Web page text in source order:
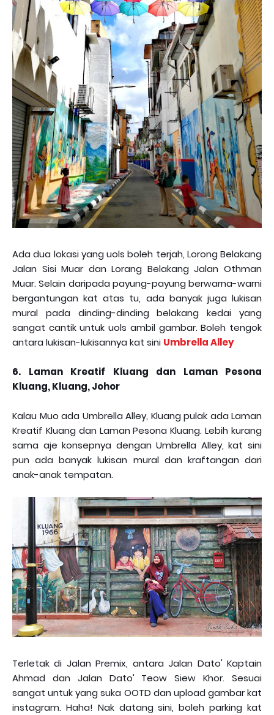
Ada dua lokasi yang uols boleh terjah, Lorong Belakang
Jalan Sisi Muar dan Lorang Belakang Jalan Othman
Muar. Selain daripada payung-payung berwarna-warni
bergantungan kat atas tu, ada banyak juga lukisan
mural pada dinding-dinding belakang kedai yang
sangat cantik untuk uols ambil gambar. Boleh tengok
antara lukisan-lukisannya kat sini Umbrella Alley
6. Laman Kreatif Kluang dan Laman Pesona
Kluang, Kluang, Johor
Kalau Muo ada Umbrella Alley, Kluang pulak ada Laman
Kreatif Kluang dan Laman Pesona Kluang. Lebih kurang
sama aje konsepnya dengan Umbrella Alley, kat sini
pun ada banyak lukisan mural dan kraftangan dari
anak-anak tempatan.
Terletak di Jalan Premix, antara Jalan Dato' Kaptain
Ahmad dan Jalan Dato' Teow Siew Khor. Sesuai
sangat untuk yang suka OOTD dan upload gambar kat
instagram. Haha! Nak datang sini, boleh parking kat